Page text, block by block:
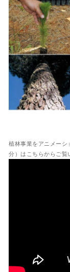
植林事業をアニメーシ
分）はこちらからご覧